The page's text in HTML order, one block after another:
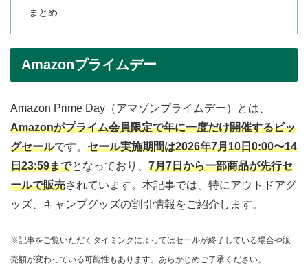
まとめ
Amazonプライムデー
Amazon Prime Day（アマゾンプライムデー）とは、
Amazonがプライム会員限定で年に一度だけ開催するビッ
グセールです。 セール実施期間は2026年7月10日0:00〜14
日23:59までとなっており、 7月7日から一部商品が先行セ
ールで販売されています。本記事では、特にアウトドアグ
ッズ、キャンプグッズの割引情報をご紹介します。
※記事をご覧いただくタイミングによってはセールが終了している場合や販
売額が変わっている可能性もあります。あらかじめご了承ください。